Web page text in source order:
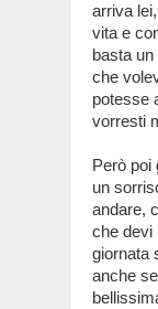
arriva
vita e
basta
che
potesse
vorresti
Però poi
un
andare,
che devi
giornata
anche